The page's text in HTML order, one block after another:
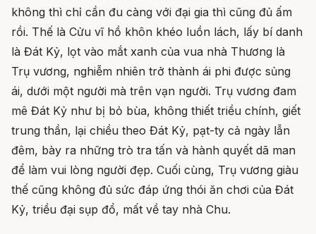
không thì chỉ cần đu càng với đại gia thì cũng đủ ấm
rồi. Thế là Cửu vĩ hồ khôn khéo luồn lách, lấy bí danh
là Đát Kỷ, lọt vào mắt xanh của vua nhà Thương là
Trụ vương, nghiễm nhiên trở thành ái phi được sủng
ái, dưới một người mà trên vạn người. Trụ vương đam
mê Đát Kỷ như bị bỏ bùa, không thiết triều chính, giết
trung thần, lại chiều theo Đát Kỷ, pạt-ty cả ngày lẫn
đêm, bày ra những trò tra tấn và hành quyết dã man
để làm vui lòng người đẹp. Cuối cùng, Trụ vương giàu
thế cũng không đủ sức đáp ứng thói ăn chơi của Đát
Kỷ, triều đại sụp đổ, mất về tay nhà Chu.